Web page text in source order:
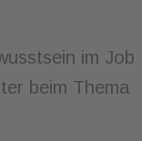
im Job
beim Thema